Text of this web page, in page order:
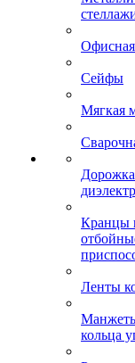
Сейфы
Мягкая
Кранцы
Ленты
кольца